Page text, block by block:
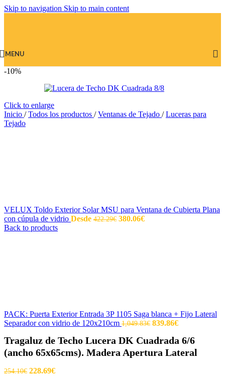
Skip to navigation Skip to main content
MENU
-10%
Click to enlarge
Inicio / Todos los productos / Ventanas de Tejado / Luceras para
Tejado
VELUX Toldo Exterior Solar MSU para Ventana de Cubierta Plana
con cúpula de vidrio Desde 422.29€ 380.06€
Back to products
PACK: Puerta Exterior Entrada 3P 1105 Saga blanca + Fijo Lateral
Separador con vidrio de 120x210cm 1,049.83€ 839.86€
Tragaluz de Techo Lucera DK Cuadrada 6/6
(ancho 65x65cms). Madera Apertura Lateral
254.10€ 228.69€